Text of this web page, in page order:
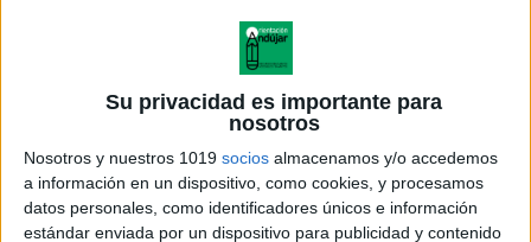
Su privacidad es importante para
nosotros
Nosotros y nuestros 1019 socios almacenamos y/o accedemos
a información en un dispositivo, como cookies, y procesamos
datos personales, como identificadores únicos e información
estándar enviada por un dispositivo para publicidad y contenido